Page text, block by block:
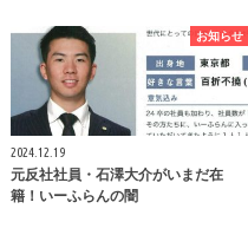
お知らせ
2024.12.19
元反社社員・石澤大介がいまだ在
籍！いーふらんの闇